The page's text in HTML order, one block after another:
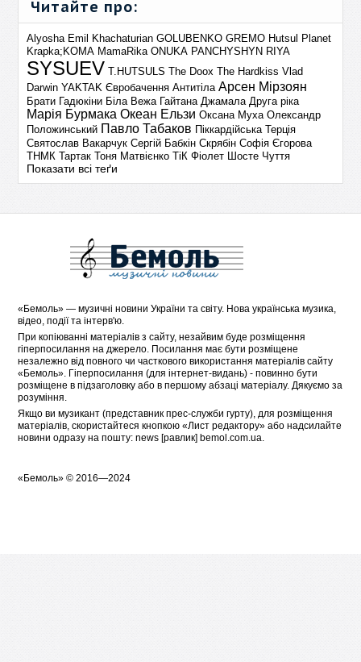
Читайте про:
Alyosha Emil Khachaturian GOLUBENKO GREMO Hutsul Planet
Krapka;KOMA MamaRika ONUKA PANCHYSHYN RIYA
SYSUEV T.HUTSULS The Doox The Hardkiss Vlad
Darwin YAKTAK Євробачення Антитіла Арсен Мірзоян
Брати Гадюкіни Біла Вежа Гайтана Джамала Друга ріка
Марія Бурмака Океан Ельзи Оксана Муха Олександр
Положинський Павло Табаков Піккардійська Терція
Святослав Вакарчук Сергій Бабкін Скрябін Софія Єгорова
ТНМК Тартак Тоня Матвієнко ТіК Фіолет Шосте Чуття
Показати всі теґи
«Бемоль» — музичні новини України та світу. Нова українська музика,
відео, події та інтерв'ю.
При копіюванні матеріалів з сайту, незайвим буде розміщення
гіперпосилання на джерело. Посилання має бути розміщене
незалежно від повного чи часткового використання матеріалів сайту
«Бемоль». Гіперпосилання (для інтернет-видань) - повинно бути
розміщене в підзаголовку або в першому абзаці матеріалу. Дякуємо за
розуміння.
Якщо ви музикант (представник прес-служби гурту), для розміщення
матеріалів, скористайтеся кнопкою «Лист редактору» або надсилайте
новини одразу на пошту: news [равлик] bemol.com.ua.
«Бемоль» © 2016—2024